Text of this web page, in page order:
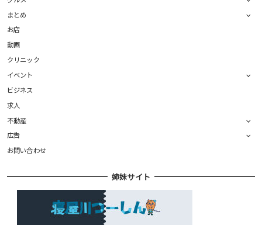
まとめ
お店
動画
クリニック
イベント
ビジネス
求人
不動産
広告
お問い合わせ
姉妹サイト